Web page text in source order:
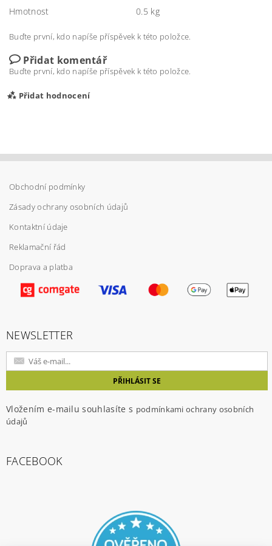
Hmotnost 0.5 kg
Buďte první, kdo napíše příspěvek k této položce.
Přidat komentář
Buďte první, kdo napíše příspěvek k této položce.
Přidat hodnocení
Vložením hodnocení souhlasíte spodmínkami
ochrany osobních údajů
Obchodní podmínky
Zásady ochrany osobních údajů
Kontaktní údaje
Reklamační řád
Doprava a platba
NEWSLETTER
Vložením e-mailu souhlasíte s podmínkami ochrany osobních
údajů
FACEBOOK